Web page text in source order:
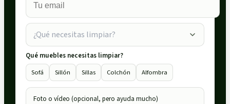
¿Qué necesitas limpiar?
Qué muebles necesitas limpiar?
Sofá
Sillón Sillas Colchón Alfombra
Foto o vídeo (opcional, pero ayuda mucho)